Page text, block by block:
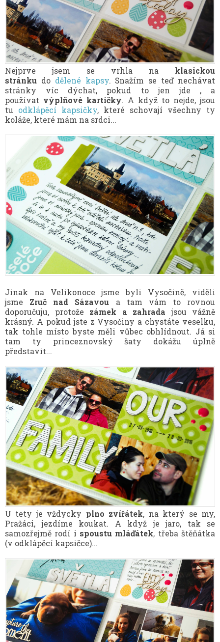
Nejprve jsem se vrhla na klasickou
stránku do dělené kapsy. Snažím se teď nechávat
stránky víc dýchat, pokud to jen jde , a
používat výplňové kartičky. A když to nejde, jsou
tu odklápěcí kapsičky, které schovají všechny ty
koláže, které mám na srdci...
Jinak na Velikonoce jsme byli Vysočině, viděli
jsme Zruč nad Sázavou a tam vám to rovnou
doporučuju, protože zámek a zahrada jsou vážně
krásný. A pokud jste z Vysočiny a chystáte veselku,
tak tohle místo byste měli vůbec obhlídnout. Já si
tam ty princeznovský šaty dokážu úplně
představit...
U tety je vždycky plno zvířátek, na který se my,
Pražáci, jezdíme koukat. A když je jaro, tak se
samozřejmě rodí i spoustu mláďátek, třeba štěňátka
(v odklápěcí kapsičce)...